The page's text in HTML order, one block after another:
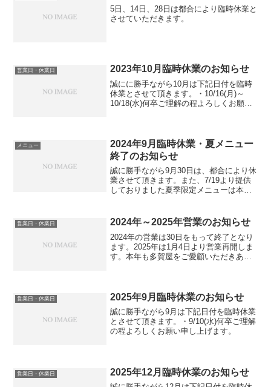
5日、14日、28日は都合により臨時休業と
させていただきます。
営業日・休業日 2023年10月臨時休業のお知らせ
誠にに勝手ながら10月は下記日付を臨時
休業とさせて頂きます。・10/16(月)～
10/18(水)何卒ご理解の程よろしくお願い
メニュー
2024年9月臨時休業・夏メニュー
終了のお知らせ
誠に勝手ながら9月30日は、都合により休
業させて頂きます。また、7/19より提供
しておりました夏季限定メニューは本日
営業日・休業日 2024年～2025年営業のお知らせ
2024年の営業は30日をもって終了となり
ます。2025年は1月4日より営業再開しま
す。本年も多賀屋をご愛顧いただきあり
営業日・休業日 2025年9月臨時休業のお知らせ
誠に勝手ながら9月は下記日付を臨時休業
とさせて頂きます。・9/10(水)何卒ご理解
の程よろしくお願い申し上げます。
営業日・休業日 2025年12月臨時休業のお知らせ